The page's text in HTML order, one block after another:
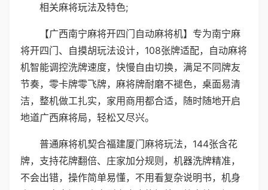
相关麻将玩法及特色;
【广西南宁麻将开四门自动麻将机】专为南宁麻
将开四门、自摸胡玩法设计，108张牌适配，自动麻将
机智能调控洗牌速度，快慢自由切换，满足不同牌友
节奏，零卡牌零飞牌，麻将牌耐磨不褪色，桌面易清
洁，整机做工扎实，家用商用都合适，随时随地开启
地道广西麻将局，轻松又尽兴。
普通麻将机契合福建厦门麻将玩法，144张含花
牌，支持花牌翻倍、庄家加分规则，机器洗牌精准，
不会出错，操作简单易懂，不用看复杂说明书，机身